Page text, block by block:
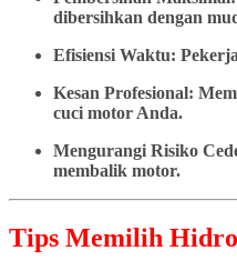
dibersihkan dengan
Efisiensi Waktu:
Kesan Profesional:
cuci motor Anda.
Mengurangi Risiko
membalik motor.
Tips Memilih